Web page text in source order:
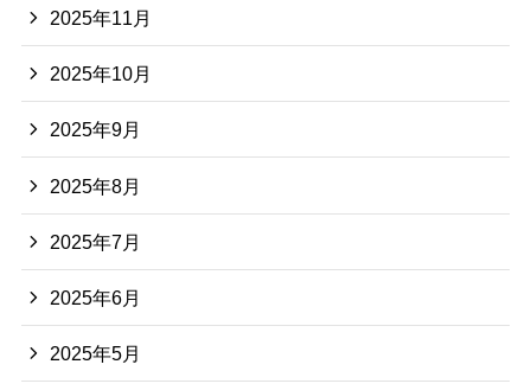
2025年11月
2025年10月
2025年9月
2025年8月
2025年7月
2025年6月
2025年5月